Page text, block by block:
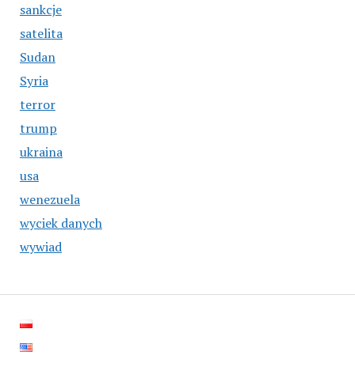
sankcje
satelita
Sudan
Syria
terror
trump
ukraina
usa
wenezuela
wyciek danych
wywiad